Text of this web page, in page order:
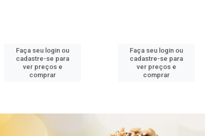
Faça seu login ou
cadastre-se para
ver preços e
comprar
Faça seu login ou
cadastre-se para
ver preços e
comprar